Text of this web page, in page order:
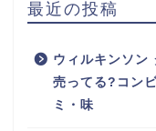
最近の投稿
ウィルキンソン
売ってる?コン
ミ・味